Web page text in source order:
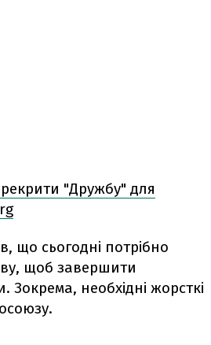
"Дружбу" для
що сьогодні потрібно
щоб завершити
необхідні жорсткі